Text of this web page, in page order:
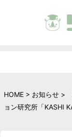
HOME > お知らせ >
ョン研究所「KASHI